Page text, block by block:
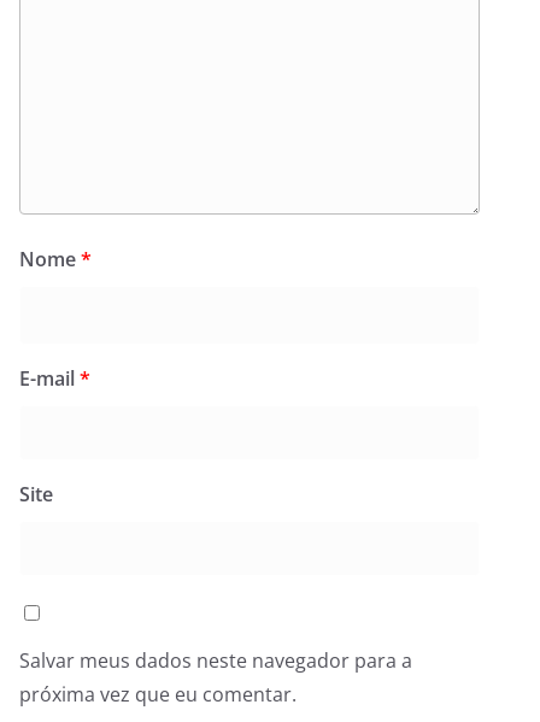
Nome*
E-mail*
Site
Salvar meus dados neste navegador para a
próxima vez que eu comentar.